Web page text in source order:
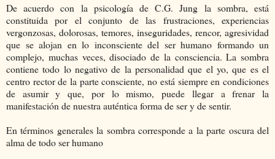
De acuerdo con la psicología de C.G. Jung la sombra, está
constituida por el conjunto de las frustraciones, experiencias
vergonzosas, dolorosas, temores, inseguridades, rencor, agresividad
que se alojan en lo inconsciente del ser humano formando un
complejo, muchas veces, disociado de la consciencia. La sombra
contiene todo lo negativo de la personalidad que el yo, que es el
centro rector de la parte consciente, no está siempre en condiciones
de asumir y que, por lo mismo, puede llegar a frenar la
manifestación de nuestra auténtica forma de ser y de sentir.
En términos generales la sombra corresponde a la parte oscura del
alma de todo ser humano